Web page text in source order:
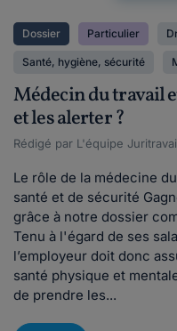
Dossier Particulier
Santé, hygiène, sécurité
Médecin du travail
et les alerter ?
Rédigé par L'équipe
Le rôle de la médecine
santé et de sécurité
grâce à notre dossier
Tenu à l'égard de ses
l’employeur doit donc
santé physique et
de prendre les...